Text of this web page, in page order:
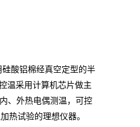
酸铝棉经真空定型的半
温采用计算机芯片做主
、外热电偶测温，可控
热试验的理想仪器。